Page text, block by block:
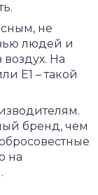
не
людей и
На
Е1 – такой
бренд, чем
на